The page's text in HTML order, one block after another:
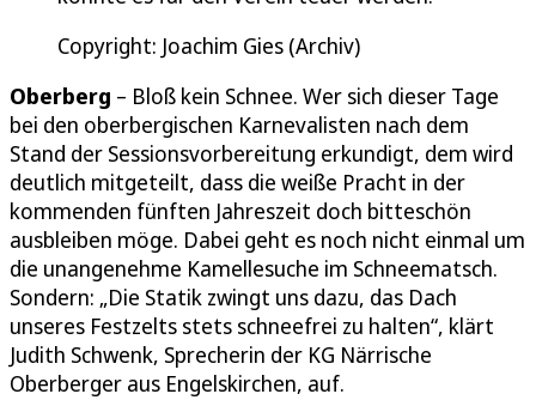
Copyright: Joachim Gies (Archiv)
Oberberg – Bloß kein Schnee. Wer sich dieser Tage
bei den oberbergischen Karnevalisten nach dem
Stand der Sessionsvorbereitung erkundigt, dem wird
deutlich mitgeteilt, dass die weiße Pracht in der
kommenden fünften Jahreszeit doch bitteschön
ausbleiben möge. Dabei geht es noch nicht einmal um
die unangenehme Kamellesuche im Schneematsch.
Sondern: „Die Statik zwingt uns dazu, das Dach
unseres Festzelts stets schneefrei zu halten“, klärt
Judith Schwenk, Sprecherin der KG Närrische
Oberberger aus Engelskirchen, auf.